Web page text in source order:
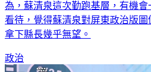
為，蘇清泉這次勤跑基層，有機
看待，覺得蘇清泉對屏東政治版圖
拿下縣長幾乎無望。
政治